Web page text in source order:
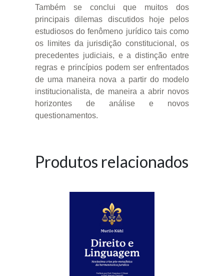
Também se conclui que muitos dos
principais dilemas discutidos hoje pelos
estudiosos do fenômeno jurídico tais como
os limites da jurisdição constitucional, os
precedentes judiciais, e a distinção entre
regras e princípios podem ser enfrentados
de uma maneira nova a partir do modelo
institucionalista, de maneira a abrir novos
horizontes de análise e novos
questionamentos.
Produtos relacionados